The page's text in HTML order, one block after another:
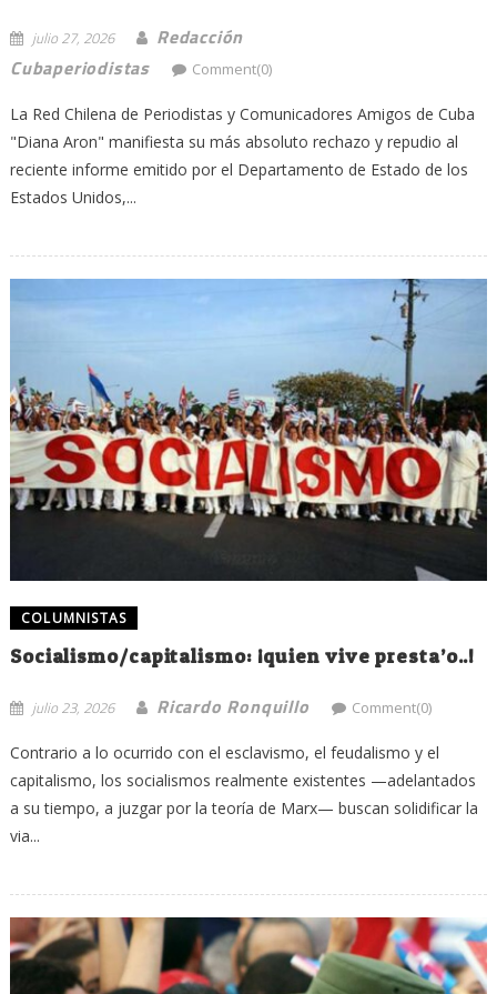
julio 27, 2026
Redacción
Cubaperiodistas
Comment(0)
La Red Chilena de Periodistas y Comunicadores Amigos de Cuba
"Diana Aron" manifiesta su más absoluto rechazo y repudio al
reciente informe emitido por el Departamento de Estado de los
Estados Unidos,...
COLUMNISTAS
Socialismo/capitalismo: ¡quien vive presta’o..!
julio 23, 2026 Ricardo Ronquillo Comment(0)
Contrario a lo ocurrido con el esclavismo, el feudalismo y el
capitalismo, los socialismos realmente existentes —adelantados
a su tiempo, a juzgar por la teoría de Marx— buscan solidificar la
via...